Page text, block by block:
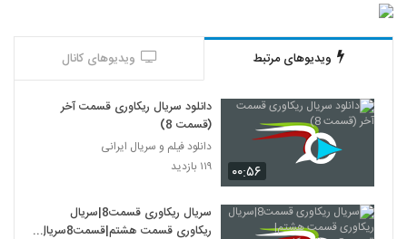
ویدیوهای مرتبط ویدیوهای کانال
۰۰:۵۶
دانلود سریال ریکاوری قسمت آخر
(قسمت 8)
دانلود فیلم و سریال ایرانی
۱۱۹ بازدید
سریال ریکاوری قسمت8|سریال
ریکاوری قسمت هشتم|قسمت8سریال